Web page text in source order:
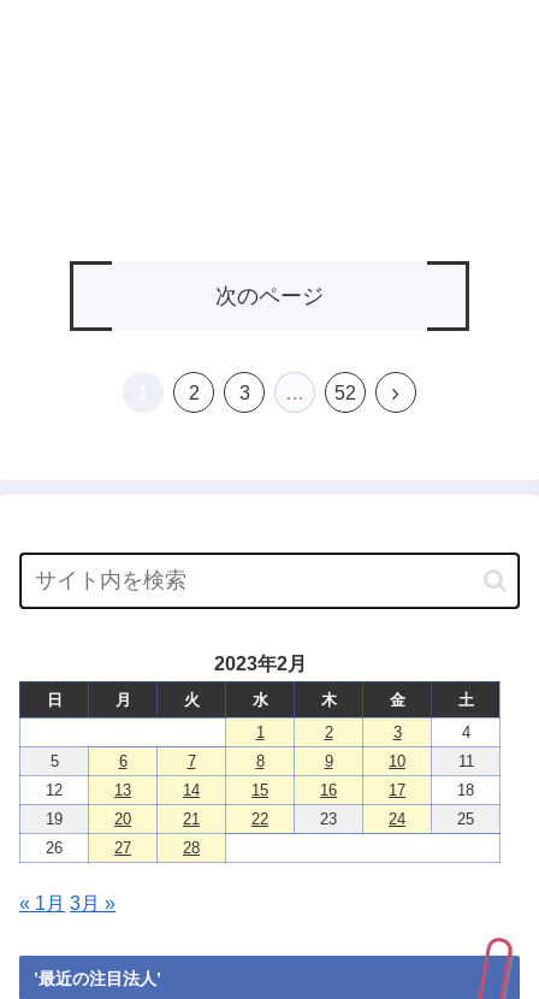
次のページ
2 3 … 52
次
2023年2月
日 月 火 水 木 金
土
1
2 3
4
5
6 7 8 9 10
11
12
13 14 15 16 17
18
19
20 21 22 23 24
25
26
27 28
« 1月 3月 »
’最近の注目法人’